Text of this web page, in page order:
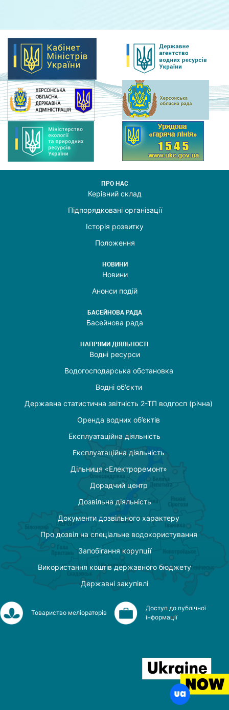
ПРО НАС
Керівний склад
Підпорядковані організації
Історія розвитку
Положення
НОВИНИ
Новини
Анонси подій
БАСЕЙНОВА РАДА
Басейнова рада
НАПРЯМИ ДІЯЛЬНОСТІ
Водні ресурси
Водогосподарська обстановка
Водні об'єкти
Державна статистична звітність 2-ТП водгосп (річна)
Оренда водних об’єктів
Експлуатаційна діяльність
Експлуатаційна діяльність
Дільниця «Електроремонт»
Дорадчий центр
Дозвільна діяльність
Документи дозвільного характеру
Про дозвіл на спеціальне водокористування
Запобігання корупції
Використання коштів державного бюджету
Державні закупівлі
Товариство меліораторів
Доступ до публічної
інформації